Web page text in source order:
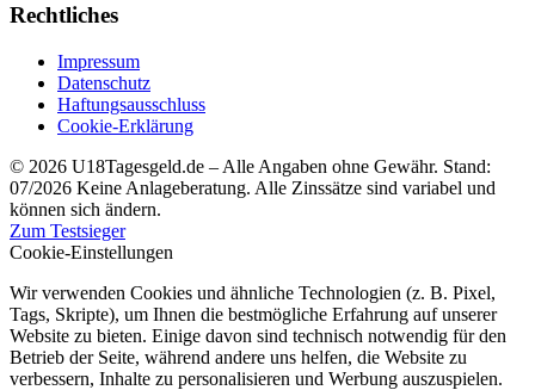
Rechtliches
Impressum
Datenschutz
Haftungsausschluss
Cookie-Erklärung
© 2026 U18Tagesgeld.de – Alle Angaben ohne Gewähr. Stand:
07/2026 Keine Anlageberatung. Alle Zinssätze sind variabel und
können sich ändern.
Zum Testsieger
skip-to-actions
Cookie-Einstellungen
Wir verwenden Cookies und ähnliche Technologien (z. B. Pixel,
Tags, Skripte), um Ihnen die bestmögliche Erfahrung auf unserer
Website zu bieten. Einige davon sind technisch notwendig für den
Betrieb der Seite, während andere uns helfen, die Website zu
verbessern, Inhalte zu personalisieren und Werbung auszuspielen.